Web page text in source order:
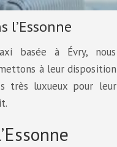
l’Essonne
basée à Évry, nous
à leur disposition
très luxueux pour leur